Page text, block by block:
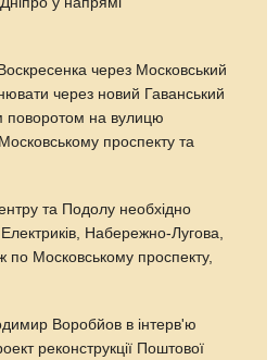
через Московський
через новий Гаванський
поворотом на вулицю
проспекту та
та Подолу необхідно
Набережно-Лугова,
по Московському проспекту,
Воробйов в інтерв'ю
реконструкції Поштової